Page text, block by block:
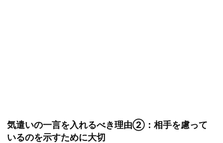
気遣いの一言を入れるべき理由②：相手を慮って
いるのを示すために大切